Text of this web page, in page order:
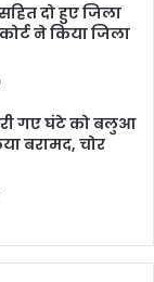
सहित दो हुए जिला
ने किया जिला
गए घंटे को बलुआ
बरामद, चोर